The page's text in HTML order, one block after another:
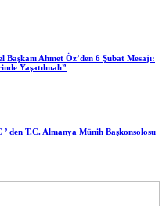
Ahmet Öz’den 6 Şubat Mesajı:
Yaşatılmalı”
den T.C. Almanya Münih Başkonsolosu